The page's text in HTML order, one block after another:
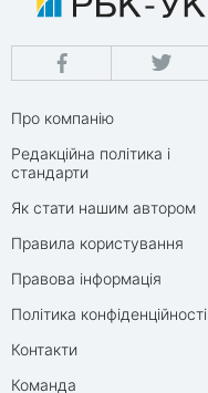
Про компанію
Редакційна політика і
стандарти
Як стати нашим автором
Правила користування
Правова інформація
Політика конфіденційності
Контакти
Команда